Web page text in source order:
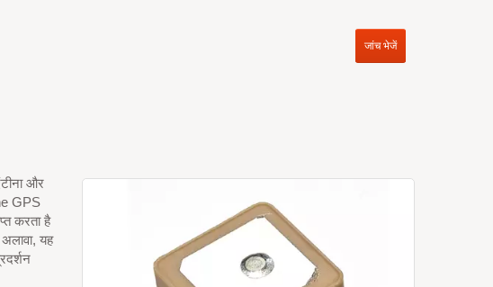
जांच भेजें
और
GPS
करता है
यह